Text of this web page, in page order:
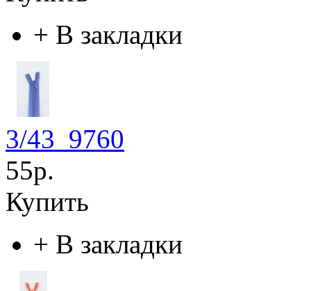
+ В закладки
3/43_9760
55р.
Купить
+ В закладки